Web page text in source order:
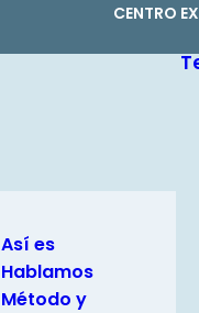
CENTRO
Así es
Hablamos
Método y